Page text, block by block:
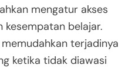
mengatur akses
belajar.
terjadinya
ketika tidak diawasi